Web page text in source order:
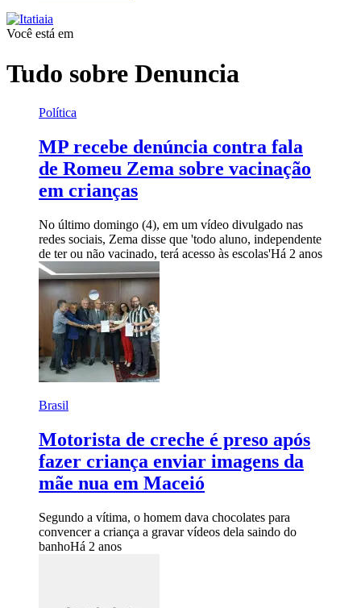
Você está em
Tudo sobre Denuncia
Política
MP recebe denúncia contra fala
de Romeu Zema sobre vacinação
em crianças
No último domingo (4), em um vídeo divulgado nas
redes sociais, Zema disse que 'todo aluno, independente
de ter ou não vacinado, terá acesso às escolas'Há 2 anos
Brasil
Motorista de creche é preso após
fazer criança enviar imagens da
mãe nua em Maceió
Segundo a vítima, o homem dava chocolates para
convencer a criança a gravar vídeos dela saindo do
banhoHá 2 anos